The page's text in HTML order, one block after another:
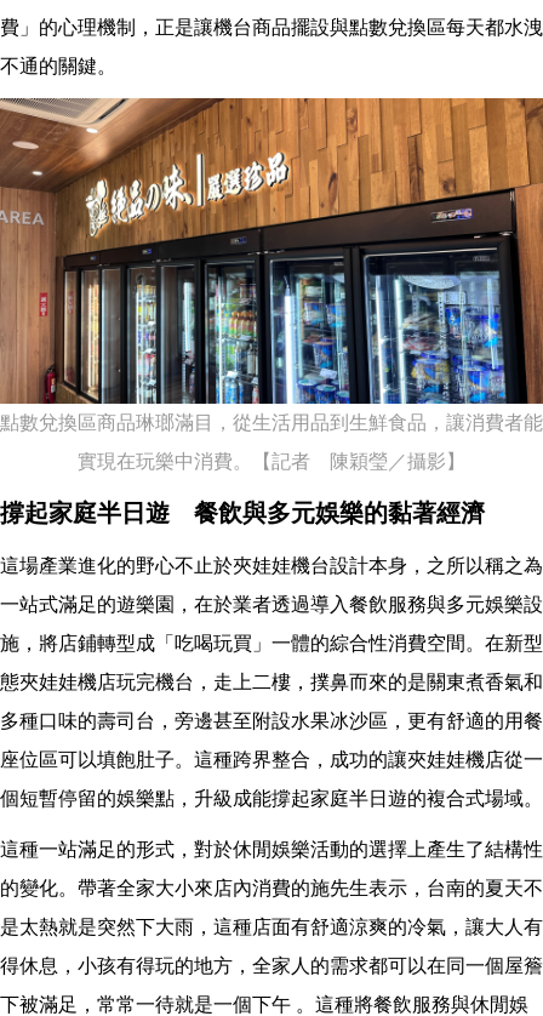
費」的心理機制，正是讓機台商品擺設與點數兌換區每天都水洩
不通的關鍵。
點數兌換區商品琳瑯滿目，從生活用品到生鮮食品，讓消費者能
實現在玩樂中消費。【記者 陳穎瑩／攝影】
撐起家庭半日遊 餐飲與多元娛樂的黏著經濟
這場產業進化的野心不止於夾娃娃機台設計本身，之所以稱之為
一站式滿足的遊樂園，在於業者透過導入餐飲服務與多元娛樂設
施，將店鋪轉型成「吃喝玩買」一體的綜合性消費空間。在新型
態夾娃娃機店玩完機台，走上二樓，撲鼻而來的是關東煮香氣和
多種口味的壽司台，旁邊甚至附設水果冰沙區，更有舒適的用餐
座位區可以填飽肚子。這種跨界整合，成功的讓夾娃娃機店從一
個短暫停留的娛樂點，升級成能撐起家庭半日遊的複合式場域。
這種一站滿足的形式，對於休閒娛樂活動的選擇上產生了結構性
的變化。帶著全家大小來店內消費的施先生表示，台南的夏天不
是太熱就是突然下大雨，這種店面有舒適涼爽的冷氣，讓大人有
得休息，小孩有得玩的地方，全家人的需求都可以在同一個屋簷
下被滿足，常常一待就是一個下午 。這種將餐飲服務與休閒娛